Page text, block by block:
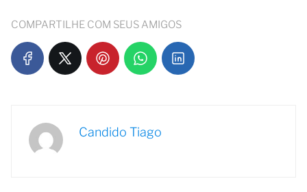
COMPARTILHE COM SEUS AMIGOS
Candido Tiago